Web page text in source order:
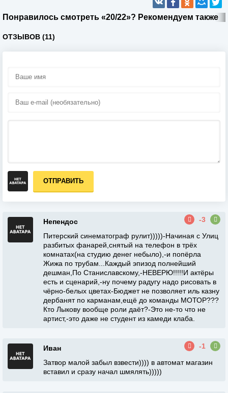
Понравилось смотреть «20/22»? Рекомендуем также
ОТЗЫВОВ (11)
ОТПРАВИТЬ
Непендос
-3
Питерский синематограф рулит)))))-Начиная с Улиц
разбитых фанарей,снятый на телефон в трёх
комнатах(на студию денег небыло),-и попёрла
Жижа по трубам...Каждый эпизод полнейший
дешман,По Станиславскому,-НЕВЕРЮ!!!!!И актёры
есть и сценарий,-ну почему радугу надо рисовать в
чёрно-белых цветах-Бюджет не позволяет иль казну
дербанят по карманам,ещё до команды МОТОР???
Кто Лыкову вообще роли даёт?-Это не-то что не
артист,-это даже не студент из камеди клаба.
Иван
-1
Затвор малой забыл взвести)))) в автомат магазин
вставил и сразу начал шмялять)))))